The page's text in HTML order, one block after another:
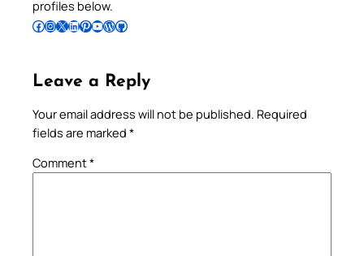
profiles below.
Follow Pradeep on Facebook Follow Pradeep on InstagramFollow Pradeep on X Follow Pradeep on LinkedIn Follow Pradeep on Pinterest Subscribe to Pradeep’s Youtube Channel Follow Pradeep on WordPress Follow Pradeep on GitHub
Leave a Reply
Your email address will not be published. Required
fields are marked *
Comment*